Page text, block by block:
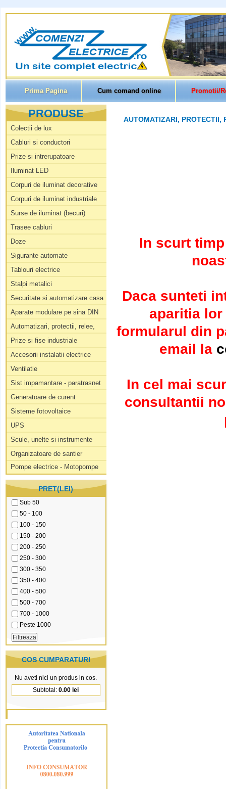
Prima Pagina Cum comand online Promotii/
PRODUSE
Colectii de lux
Cabluri si conductori
Prize si intrerupatoare
Iluminat LED
Corpuri de iluminat decorative
Corpuri de iluminat industriale
Surse de iluminat (becuri)
Trasee cabluri
Doze
Sigurante automate
Tablouri electrice
Stalpi metalici
Securitate si automatizare casa
Aparate modulare pe sina DIN
Automatizari, protectii, relee,
Prize si fise industriale
Accesorii instalatii electrice
Ventilatie
Sist impamantare - paratrasnet
Generatoare de curent
Sisteme fotovoltaice
UPS
Scule, unelte si instrumente
Organizatoare de santier
Pompe electrice - Motopompe
PRET(LEI)
Sub 50
50 - 100
100 - 150
150 - 200
200 - 250
250 - 300
300 - 350
350 - 400
400 - 500
500 - 700
700 - 1000
Peste 1000
COS CUMPARATURI
Nu aveti nici un produs in cos.
Subtotal: 0.00 lei
AUTOMATIZARI, PROTECTII,
In scurt
Daca sunteti
aparitia lor
formularul din
email la
In cel mai
consultantii